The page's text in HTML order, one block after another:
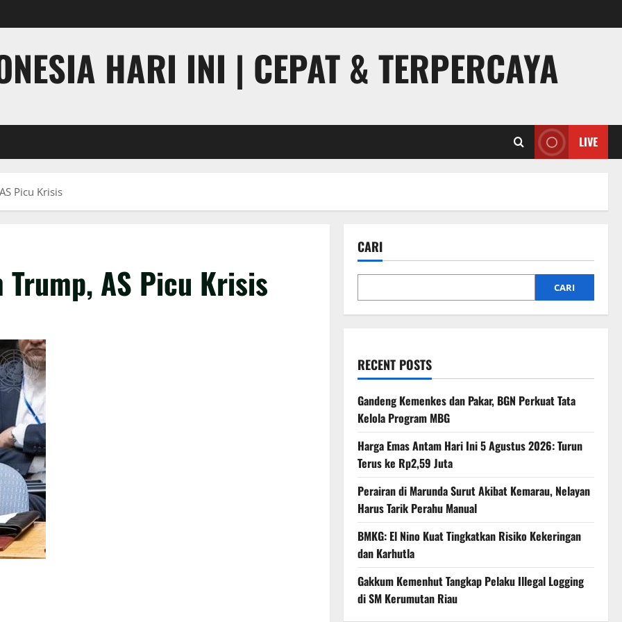
HARI INI | CEPAT & TERPERCAYA
LIVE
Picu Krisis
AS Picu Krisis
CARI
CARI
RECENT POSTS
Gandeng Kemenkes dan Pakar, BGN Perkuat Tata
Kelola Program MBG
Harga Emas Antam Hari Ini 5 Agustus 2026: Turun
Terus ke Rp2,59 Juta
Perairan di Marunda Surut Akibat Kemarau, Nelayan
Harus Tarik Perahu Manual
BMKG: El Nino Kuat Tingkatkan Risiko Kekeringan
dan Karhutla
Gakkum Kemenhut Tangkap Pelaku Illegal Logging
di SM Kerumutan Riau